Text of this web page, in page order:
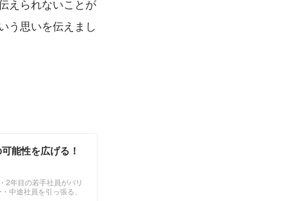
えられないことが
う思いを伝えまし
能性を広げる！
2年目の若手社員がバリ
中途社員を引っ張る、